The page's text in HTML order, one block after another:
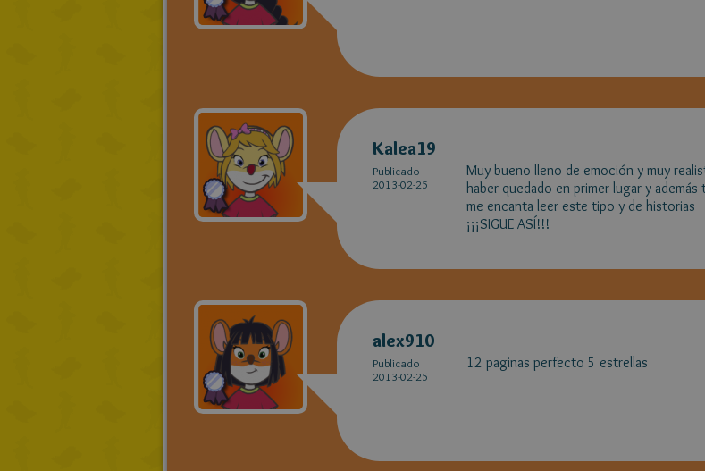
Kalea19
Publicado
2013-02-25
Muy bueno lleno de emoción y muy
haber quedado en primer lugar y
me encanta leer este tipo y de historias
¡¡¡SIGUE ASÍ!!!
alex910
Publicado
2013-02-25
12 paginas perfecto 5 estrellas